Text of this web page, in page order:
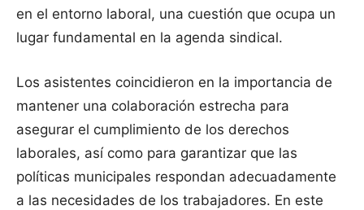
en el entorno laboral, una cuestión que ocupa un
lugar fundamental en la agenda sindical.
Los asistentes coincidieron en la importancia de
mantener una colaboración estrecha para
asegurar el cumplimiento de los derechos
laborales, así como para garantizar que las
políticas municipales respondan adecuadamente
a las necesidades de los trabajadores. En este